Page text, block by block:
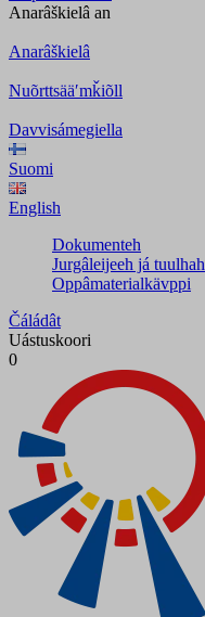
Anarâškielâ an
Anarâškielâ
Nuõrttsääʹmǩiõll
Davvisámegiella
Suomi
English
Dokumenteh
Jurgâleijeeh já tuulhah
Oppâmaterialkävppi
Čáládât
Uástuskoori
0